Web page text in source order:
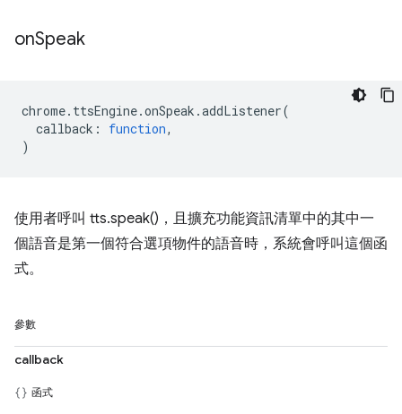
onSpeak
chrome. ttsEngine.onSpeak .addListener(
callback : function,
)
使用者呼叫 tts.speak()，且擴充功能資訊清單中的其中一
個語音是第一個符合選項物件的語音時，系統會呼叫這個函
式。
參數
callback
函式